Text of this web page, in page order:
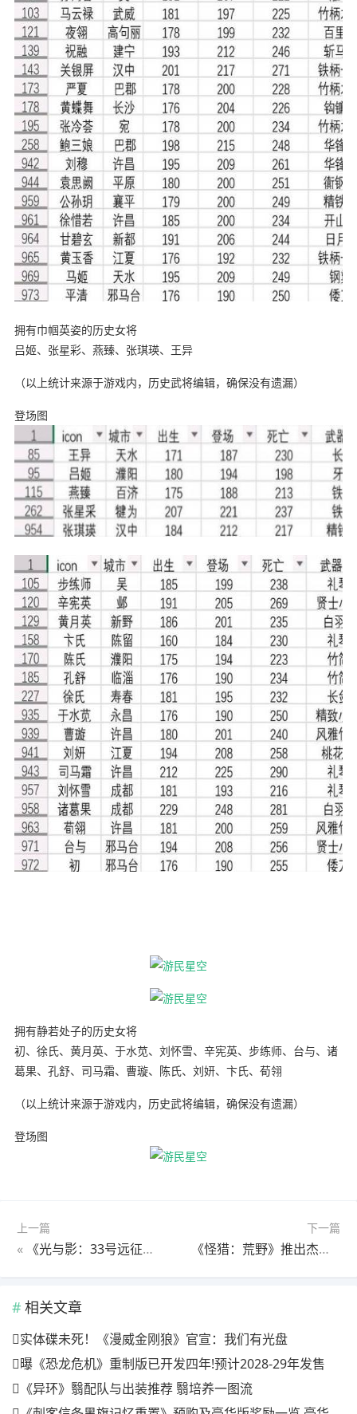
拥有巾帼英姿的历史女将
吕姬、张星彩、燕臻、张琪瑛、王异
（以上统计来源于游戏内，历史武将编辑，确保没有遗漏）
登场图
拥有静若处子的历史女将
初、徐氏、黄月英、于水苋、刘怀雪、辛宪英、步练师、台与、诸
葛果、孔舒、司马霜、曹璇、陈氏、刘妍、卞氏、荀翎
（以上统计来源于游戏内，历史武将编辑，确保没有遗漏）
登场图
上一篇
« 《光与影：33号远征队》维尔索残渊获取方法
下一篇
《怪猎：荒野》推出杰玛腰间怪鸟玩偶：几乎1:1还原！
相关文章
实体碟未死！《漫威金刚狼》官宣：我们有光盘
曝《恐龙危机》重制版已开发四年!预计2028-29年发售
《异环》翳配队与出装推荐 翳培养一图流